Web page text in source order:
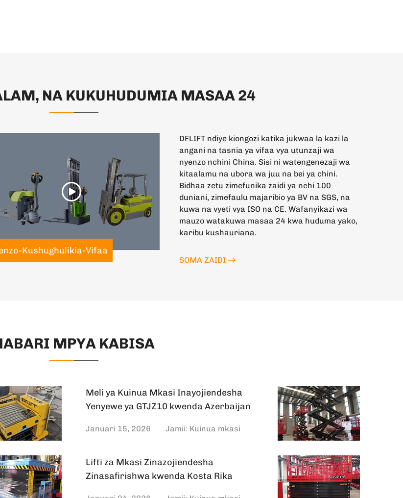
NA KUKUHUDUMIA MASAA 24
Kushughulikia-Vifaa
DFLIFT ndiye kiongozi katika jukwaa la kazi la
angani na tasnia ya vifaa vya utunzaji wa
nyenzo nchini China. Sisi ni watengenezaji wa
kitaalamu na ubora wa juu na bei ya chini.
Bidhaa zetu zimefunika zaidi ya nchi 100
duniani, zimefaulu majaribio ya BV na SGS, na
kuwa na vyeti vya ISO na CE. Wafanyikazi wa
mauzo watakuwa masaa 24 kwa huduma yako,
karibu kushauriana.
SOMA ZAIDI
MPYA KABISA
Meli ya Kuinua Mkasi Inayojiendesha
Yenyewe ya GTJZ10 kwenda Azerbaijan
Januari 15, 2026 Jamii: Kuinua mkasi
Lifti za Mkasi Zinazojiendesha
Zinasafirishwa kwenda Kosta Rika